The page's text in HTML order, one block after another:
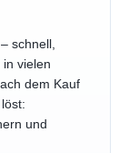
schnell,
vielen
dem Kauf
und